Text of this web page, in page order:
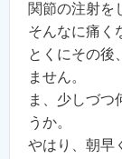
関節の注射を
そんなに痛く
とくにその後
ません。
ま、少しづつ
うか。
やはり、朝早